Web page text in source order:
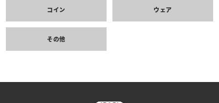
コイン ウェア
その他